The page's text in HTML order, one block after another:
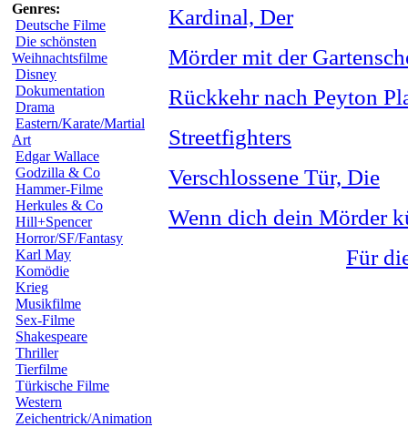
Genres:
Deutsche Filme
Die schönsten
Weihnachtsfilme
Disney
Dokumentation
Drama
Eastern/Karate/Martial
Art
Edgar Wallace
Godzilla & Co
Hammer-Filme
Herkules & Co
Hill+Spencer
Horror/SF/Fantasy
Karl May
Komödie
Krieg
Musikfilme
Sex-Filme
Shakespeare
Thriller
Tierfilme
Türkische Filme
Western
Zeichentrick/Animation
Kardinal, Der
Mörder mit der
Rückkehr nach Peyton
Streetfighters
Verschlossene Tür, Die
Wenn dich dein Mörder
Für